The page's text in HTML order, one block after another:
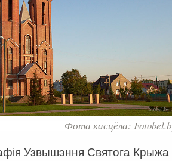
Фота касцёла:
Узвышэння Святога Крыжа